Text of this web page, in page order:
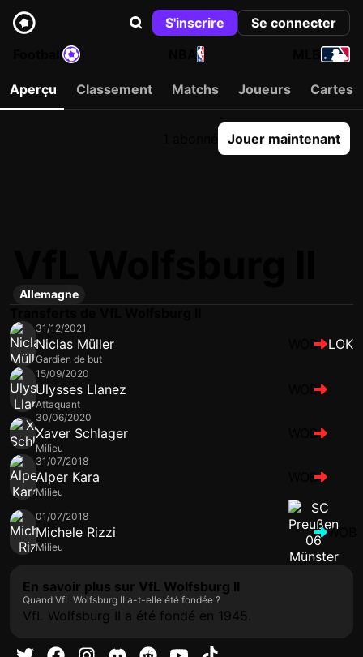
S'inscrire
Se connecter
NBA
Aperçu Classement Matchs Joueurs Cartes
Jouer maintenant
Allemagne
31/12/2021
Niclas Müller
Gardien de but
WOB LOK
15/09/2020
Ulysses Llanez
Attaquant
WOB
30/06/2020
Xaver Schlager
Milieu
WOB
31/07/2018
Alper Kara
Milieu
WOB
01/07/2018
Michele Rizzi
Milieu
WOB
En savoir plus sur VfL Wolfsburg II
Quand VfL Wolfsburg II a-t-elle été fondée ?
VfL Wolfsburg II a été fondé en 1945.